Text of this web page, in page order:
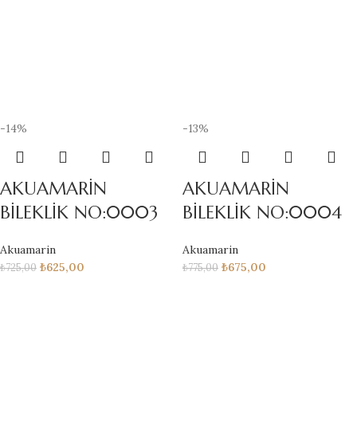
-14%
AKUAMARİN
BİLEKLİK NO:0003
Akuamarin
₺725,00 ₺625,00
-13%
AKUAMARİN
BİLEKLİK NO:0004
Akuamarin
₺775,00 ₺675,00